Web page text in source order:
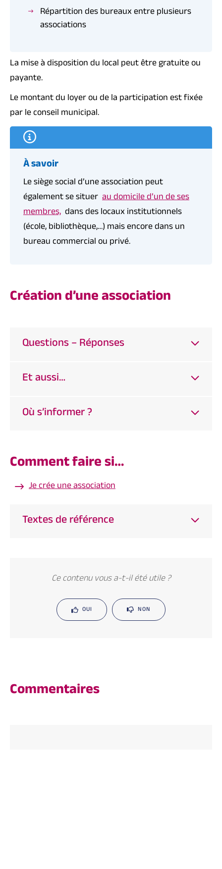
Répartition des bureaux entre plusieurs
associations
La mise à disposition du local peut être gratuite ou
payante.
Le montant du loyer ou de la participation est fixée
par le conseil municipal.
À savoir
Le siège social d’une association peut
également se situer au domicile d’un de ses
membres, dans des locaux institutionnels
(école, bibliothèque,…) mais encore dans un
bureau commercial ou privé.
Création d’une association
Questions – Réponses
Et aussi…
Où s’informer ?
Comment faire si…
Je crée une association
Textes de référence
Ce contenu vous a-t-il été utile ?
OUI NON
Commentaires